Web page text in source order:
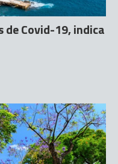
de Covid-19, indica